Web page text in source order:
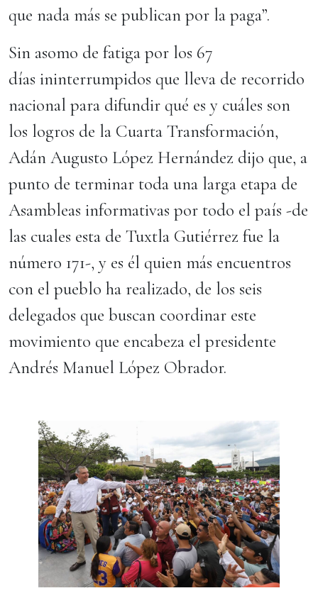
que nada más se publican por la paga”.
Sin asomo de fatiga por los 67
días ininterrumpidos que lleva de recorrido
nacional para difundir qué es y cuáles son
los logros de la Cuarta Transformación,
Adán Augusto López Hernández dijo que, a
punto de terminar toda una larga etapa de
Asambleas informativas por todo el país -de
las cuales esta de Tuxtla Gutiérrez fue la
número 171-, y es él quien más encuentros
con el pueblo ha realizado, de los seis
delegados que buscan coordinar este
movimiento que encabeza el presidente
Andrés Manuel López Obrador.